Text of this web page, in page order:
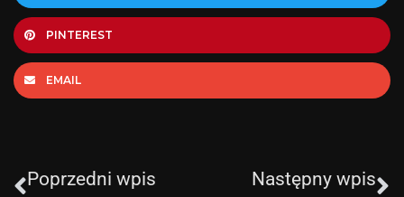
PINTEREST
EMAIL
Poprzedni wpis Następny wpis